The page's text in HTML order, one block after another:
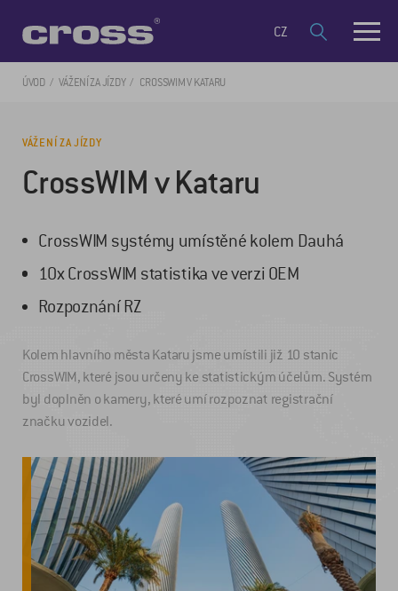
CZ
ÚVOD VÁŽENÍ ZA JÍZDY CROSSWIM V KATARU
VÁŽENÍ ZA JÍZDY
CrossWIM v Kataru
CrossWIM systémy umístěné kolem Dauhá
10x CrossWIM statistika ve verzi OEM
Rozpoznání RZ
Kolem hlavního města Kataru jsme umístili již 10 stanic
CrossWIM, které jsou určeny ke statistickým účelům. Systém
byl doplněn o kamery, které umí rozpoznat registrační
značku vozidel.